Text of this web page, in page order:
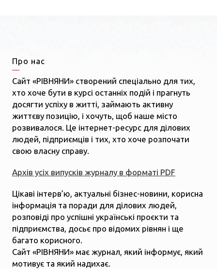
Про нас
Сайт «РІВНЯНИ» створений спеціально для тих,
хто хоче бути в курсі останніх подій і прагнуть
досягти успіху в житті, займають активну
життєву позицію, і хочуть, щоб наше місто
розвивалося. Це інтернет-ресурс для ділових
людей, підприємців і тих, хто хоче розпочати
свою власну справу.
Архів усіх випусків журналу в форматі PDF
Цікаві інтерв’ю, актуальні бізнес-новини, корисна
інформація та поради для ділових людей,
розповіді про успішні українські проєкти та
підприємства, досьє про відомих рівнян і ще
багато корисного.
Сайт «РІВНЯНИ» має журнал, який інформує, який
мотивує та який надихає.